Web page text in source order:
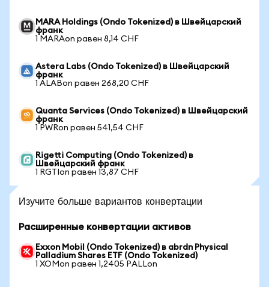
MARA Holdings (Ondo Tokenized) в Швейцарский
франк
1 MARAon равен 8,14 CHF
Astera Labs (Ondo Tokenized) в Швейцарский
франк
1 ALABon равен 268,20 CHF
Quanta Services (Ondo Tokenized) в Швейцарский
франк
1 PWRon равен 541,54 CHF
Rigetti Computing (Ondo Tokenized) в
Швейцарский франк
1 RGTIon равен 13,87 CHF
Изучите больше вариантов конвертации
Расширенные конвертации активов
Exxon Mobil (Ondo Tokenized) в abrdn Physical
Palladium Shares ETF (Ondo Tokenized)
1 XOMon равен 1,2405 PALLon